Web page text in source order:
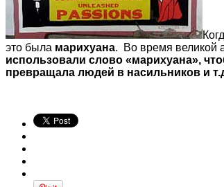
это была марихуана. Во время великой
использовали слово «марихуана»,
превращала людей в насильников и